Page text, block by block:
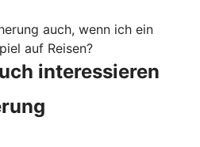
auch, wenn ich ein
auf Reisen?
interessieren